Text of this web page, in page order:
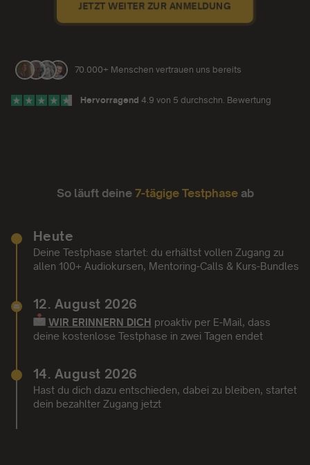
JETZT WEITER ZUR ANMELDUNG
70.000+ Menschen vertrauen uns bereits
Hervorragend 4.9 von 5 durchschn. Bewertung
So läuft deine 7-tägige Testphaseab
Heute
Deine Testphase startet: du erhältst vollen Zugang zu
allen 100+ Audiokursen, Mentoring-Calls & Kurs-Bundles
12. August 2026
WIR ERINNERN DICH proaktiv per E-Mail, dass
deine kostenlose Testphase in zwei Tagen endet
14. August 2026
Hast du dich dazu entschieden, dabei zu bleiben, startet
dein bezahlter Zugang jetzt